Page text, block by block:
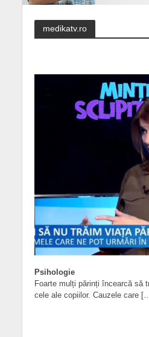
medikatv.ro
Psihologie
Foarte mulți părinți încearcă să
cele ale copiilor. Cauzele care